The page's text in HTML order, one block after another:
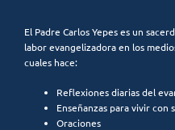
El Padre Carlos Yepes es un
labor evangelizadora en los
cuales hace:
Reflexiones diarias del
Enseñanzas para vivir con
Oraciones